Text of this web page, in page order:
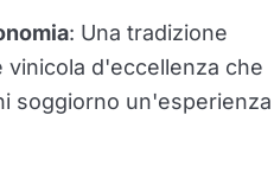
: Una tradizione
vinicola d'eccellenza che
soggiorno un'esperienza